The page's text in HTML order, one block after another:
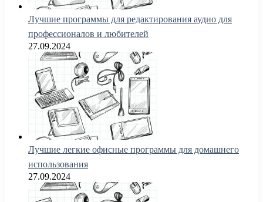
Лучшие программы для редактирования аудио для
профессионалов и любителей
27.09.2024
Лучшие легкие офисные программы для домашнего
использования
27.09.2024